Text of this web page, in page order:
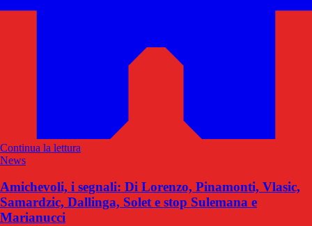
Continua la lettura
News
Amichevoli, i segnali: Di Lorenzo, Pinamonti, Vlasic,
Samardzic, Dallinga, Solet e stop Sulemana e
Marianucci